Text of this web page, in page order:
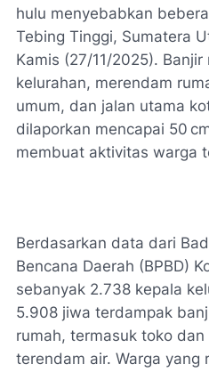
hulu menyebabkan
Tebing Tinggi, Sumatera
Kamis (27/11/2025).
kelurahan, merendam
umum, dan jalan utama
dilaporkan mencapai 50
membuat aktivitas warga
Berdasarkan data dari
Bencana Daerah (BPBD)
sebanyak 2.738 kepala
5.908 jiwa terdampak
rumah, termasuk toko
terendam air. Warga yang